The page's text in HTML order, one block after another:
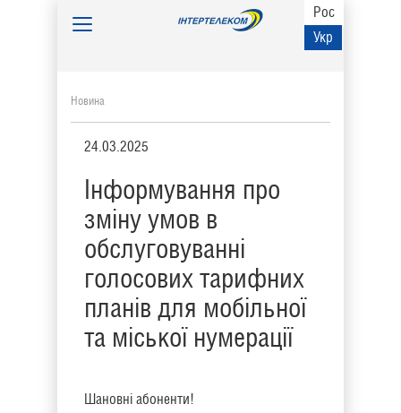
Рос
Укр
Toggle
Новина
24.03.2025
Інформування про
зміну умов в
обслуговуванні
голосових тарифних
планів для мобільної
та міської нумерації
Шановні абоненти!